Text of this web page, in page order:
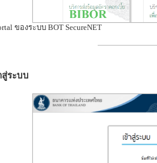
ของระบบ BOT SecureNET
สู่ระบบ